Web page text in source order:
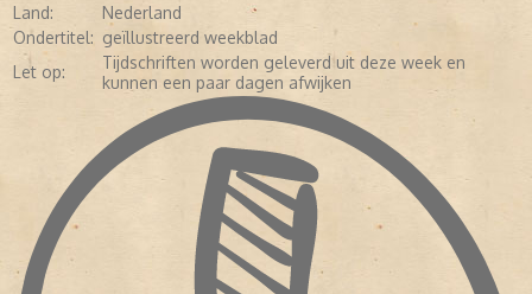
Land:
Nederland
Ondertitel: geïllustreerd weekblad
Let op:
Tijdschriften worden geleverd uit deze week en
kunnen een paar dagen afwijken